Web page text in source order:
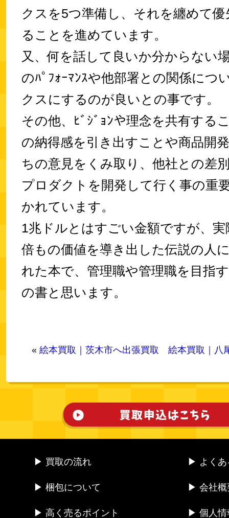
クスを5つ準備し、それを纏めて
ることを進めています。
又、何を話して良いか分からない
のﾊﾟﾌｫｰﾏﾝｽや他部署との関係につ
クスにするのが良いとの事です。
その他、ﾋﾞｼﾞｮﾝや理念を共有する
の納得感を引き出すことや商品開
ちの意見をくみ取り、他社との差
プロダクトを開発して行く事の重
かれています。
1兆ドルとはすごい金額ですが、
倍もの価値を導き出した伝説の人
れた本で、管理職や管理職を目指
の書と思います。
« 絵本買取｜茨木市へ出張買取 絵本買取｜八
▶ 買取の流れ
▶ 梱包について
▶ 高く売るポイント
▶ よくあ
▶ 会社概
▶ 個人情